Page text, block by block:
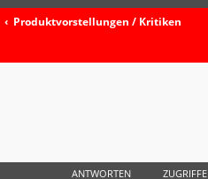
Produktvorstellungen / Kritiken
ANTWORTEN ZUGRIFFE